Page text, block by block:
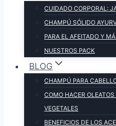
CUIDADO CORPORAL:
CHAMPÚ SÓLIDO
PARA EL AFEITADO Y
NUESTROS PACK
BLOG
CHAMPÚ PARA
COMO HACER
VEGETALES
BENEFICIOS DE LOS